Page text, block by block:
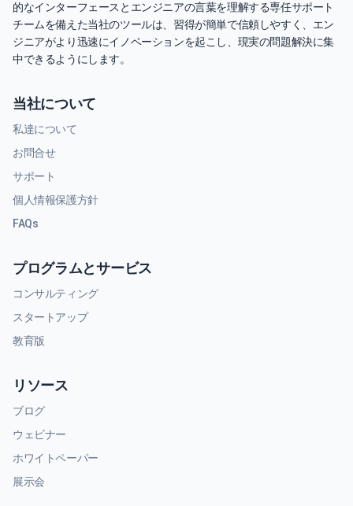
的なインターフェースとエンジニアの言葉を理解する専任サポート
チームを備えた当社のツールは、習得が簡単で信頼しやすく、エン
ジニアがより迅速にイノベーションを起こし、現実の問題解決に集
中できるようにします。
当社について
私達について
お問合せ
サポート
個人情報保護方針
FAQs
プログラムとサービス
コンサルティング
スタートアップ
教育版
リソース
ブログ
ウェビナー
ホワイトペーパー
展示会